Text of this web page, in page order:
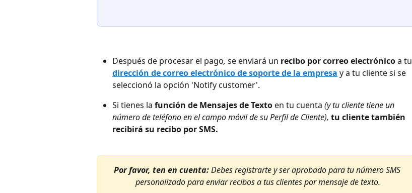
Después de procesar el pago, se enviará un recibo por correo electrónico a tu
dirección de correo electrónico de soporte de la empresa y a tu cliente si se
seleccionó la opción 'Notify customer'.
Si tienes la función de Mensajes de Texto en tu cuenta (y tu cliente tiene un
número de teléfono en el campo móvil de su Perfil de Cliente), tu cliente también
recibirá su recibo por SMS.
Por favor, ten en cuenta: Debes registrarte y ser aprobado para tu número SMS
personalizado para enviar recibos a tus clientes por mensaje de texto.